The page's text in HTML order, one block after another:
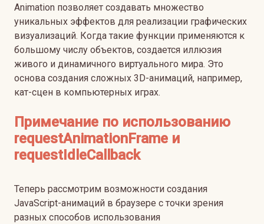
Animation позволяет создавать множество
уникальных эффектов для реализации графических
визуализаций. Когда такие функции применяются к
большому числу объектов, создается иллюзия
живого и динамичного виртуального мира. Это
основа создания сложных 3D-анимаций, например,
кат-сцен в компьютерных играх.
Примечание по использованию
requestAnimationFrame и
requestIdleCallback
Теперь рассмотрим возможности создания
JavaScript-анимаций в браузере с точки зрения
разных способов использования